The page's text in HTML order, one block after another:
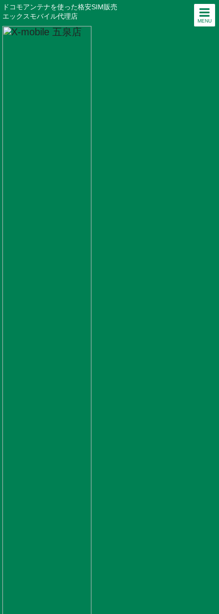
MENU
ドコモアンテナを使った格安SIM販売
エックスモバイル代理店